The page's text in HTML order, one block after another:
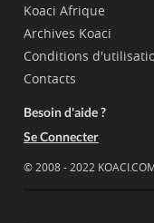
Koaci Afrique
Archives Koaci
Conditions
Contacts
Besoin d'aide ?
Se Connecter
© 2008 - 2022